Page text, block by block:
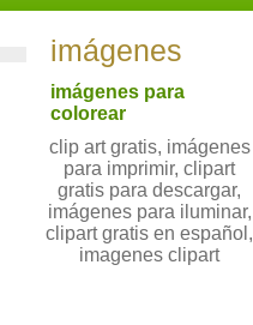
imágenes
imágenes para
colorear
clip art gratis, imágenes
para imprimir, clipart
gratis para descargar,
imágenes para iluminar,
clipart gratis en español,
imagenes clipart